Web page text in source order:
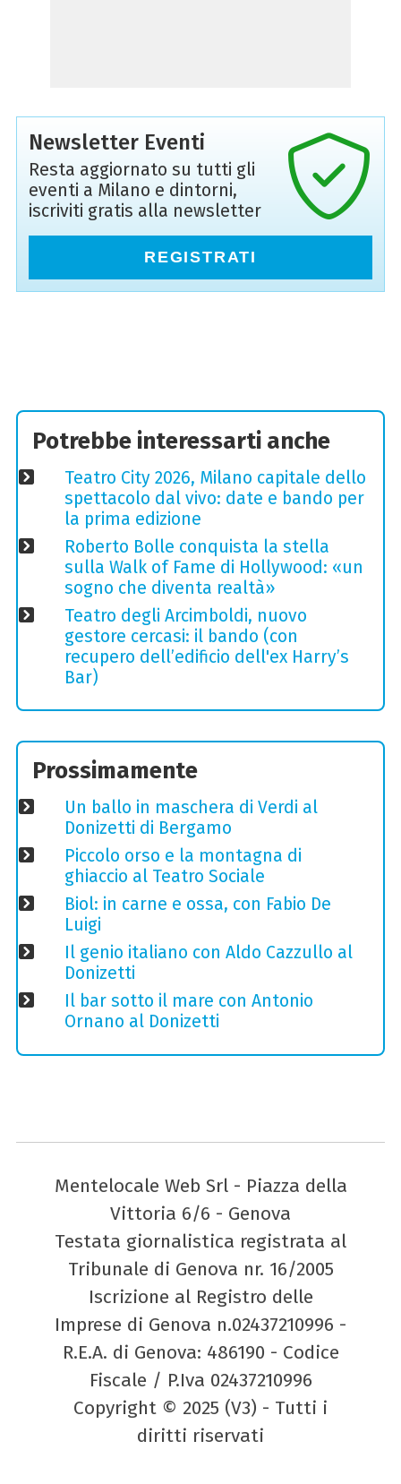
Newsletter Eventi
Resta aggiornato su tutti gli
eventi a Milano e dintorni,
iscriviti gratis alla newsletter
REGISTRATI
Potrebbe interessarti anche
Teatro City 2026, Milano capitale dello
spettacolo dal vivo: date e bando per
la prima edizione
Roberto Bolle conquista la stella
sulla Walk of Fame di Hollywood: «un
sogno che diventa realtà»
Teatro degli Arcimboldi, nuovo
gestore cercasi: il bando (con
recupero dell’edificio dell'ex Harry’s
Bar)
Prossimamente
Un ballo in maschera di Verdi al
Donizetti di Bergamo
Piccolo orso e la montagna di
ghiaccio al Teatro Sociale
Biol: in carne e ossa, con Fabio De
Luigi
Il genio italiano con Aldo Cazzullo al
Donizetti
Il bar sotto il mare con Antonio
Ornano al Donizetti
Mentelocale Web Srl - Piazza della
Vittoria 6/6 - Genova
Testata giornalistica registrata al
Tribunale di Genova nr. 16/2005
Iscrizione al Registro delle
Imprese di Genova n.02437210996 -
R.E.A. di Genova: 486190 - Codice
Fiscale / P.Iva 02437210996
Copyright © 2025 (V3) - Tutti i
diritti riservati